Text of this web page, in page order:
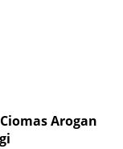
Arogan